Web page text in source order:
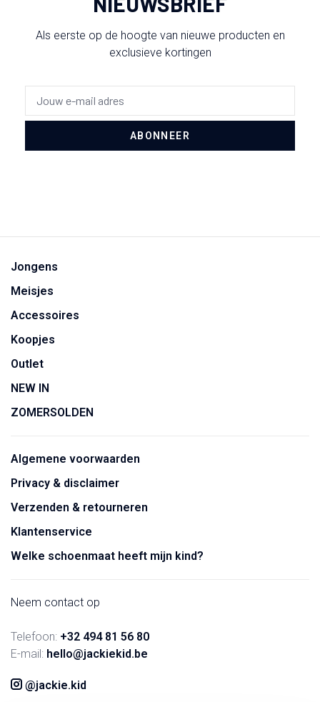
Als eerste op de hoogte van nieuwe producten en
exclusieve kortingen
ABONNEER
Jongens
Meisjes
Accessoires
Koopjes
Outlet
NEW IN
ZOMERSOLDEN
Algemene voorwaarden
Privacy & disclaimer
Verzenden & retourneren
Klantenservice
Welke schoenmaat heeft mijn kind?
Neem contact op
Telefoon: +32 494 81 56 80
E-mail: hello@jackiekid.be
@jackie.kid